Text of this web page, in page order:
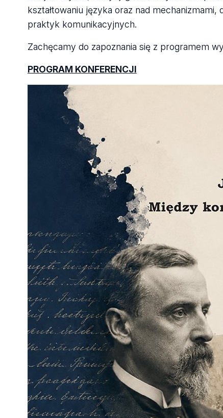
kształtowaniu języka oraz nad
praktyk komunikacyjnych.
Zachęcamy do zapoznania się z programem
PROGRAM KONFERENCJI